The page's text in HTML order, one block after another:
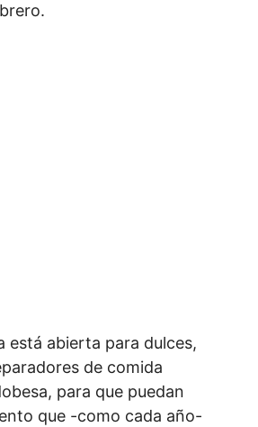
está abierta para dulces,
de comida
para que puedan
que -como cada año-